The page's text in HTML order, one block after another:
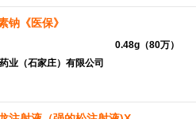
钠《医保》
业（石家庄）有限公司
0.48g（80万）